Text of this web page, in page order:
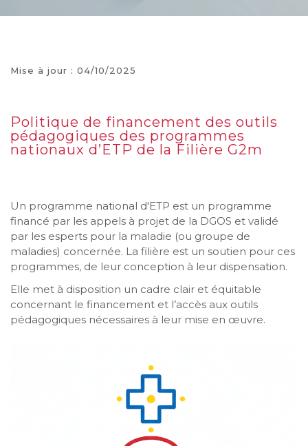
Mise à jour : 04/10/2025
Politique de financement des outils
pédagogiques des programmes
nationaux d’ETP de la Filière G2m
Un programme national d'ETP est un programme
financé par les appels à projet de la DGOS et validé
par les esperts pour la maladie (ou groupe de
maladies) concernée. La filière est un soutien pour ces
programmes, de leur conception à leur dispensation.
Elle met à disposition un cadre clair et équitable
concernant le financement et l’accès aux outils
pédagogiques nécessaires à leur mise en œuvre.